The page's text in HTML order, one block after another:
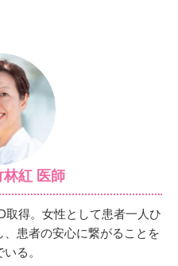
林紅 医師
取得。女性として患者一人ひ
患者の安心に繋がることを
る。